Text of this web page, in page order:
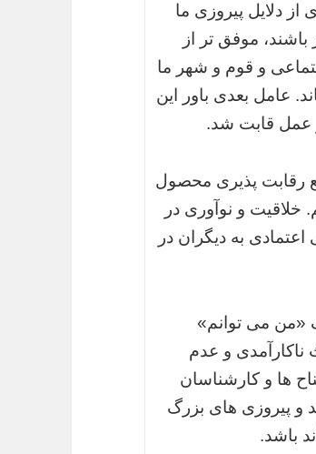
دلایل پیروزی ما
موفق تر از
و قوم و شهر ما
عامل بعدی باور این
عمل قابت شد.
رقابت پذیری محصول
و نوآوری در
به دیگران در
«من می توانم»
و عدم
ها و کارشناسان
و پیروزی های بزرگ
باشد.